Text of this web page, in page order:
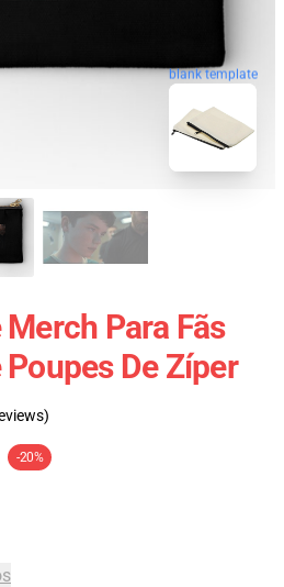
blank template
Para Fãs
De Zíper
-20%